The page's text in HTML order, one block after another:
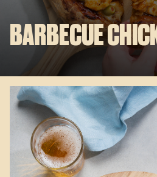
BARBECUE